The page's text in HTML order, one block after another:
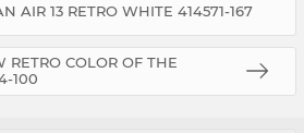
AIR 13 RETRO WHITE 414571-167
RETRO COLOR OF THE
100